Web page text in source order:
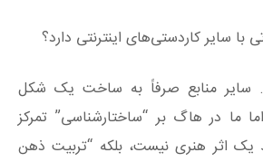
سایر منابع صرفاً به ساخت یک شکل
ما در هاگ بر “ساختارشناسی” تمرکز
یک اثر هنری نیست، بلکه “تربیت ذهن